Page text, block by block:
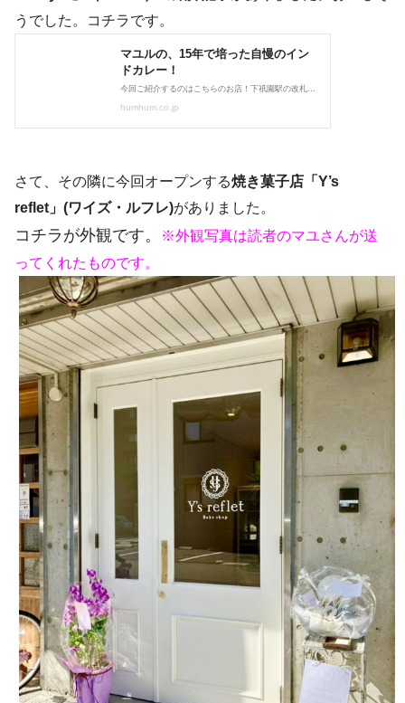
うでした。コチラです。
さて、その隣に今回オープンする焼き菓子店「Y’s
reflet」(ワイズ・ルフレ)がありました。
コチラが外観です。
※外観写真は読者のマユさんが送
ってくれたものです。